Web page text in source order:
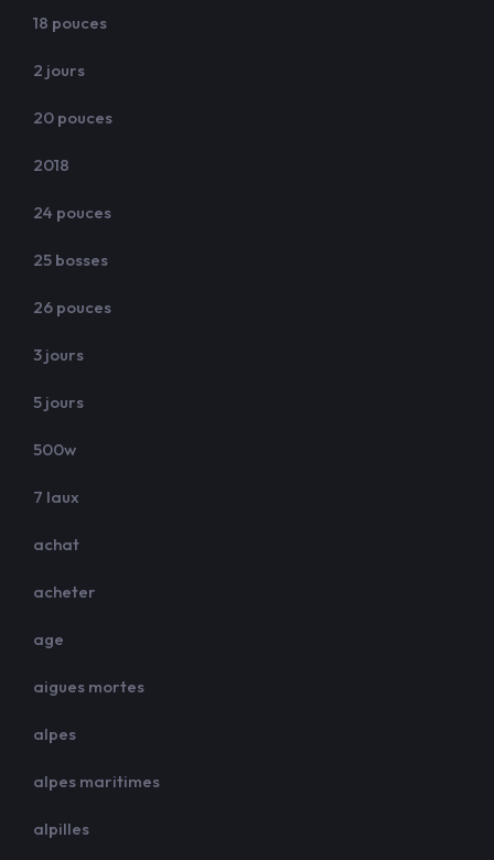
18 pouces
2 jours
20 pouces
2018
24 pouces
25 bosses
26 pouces
3 jours
5 jours
500w
7 laux
achat
acheter
age
aigues mortes
alpes
alpes maritimes
alpilles